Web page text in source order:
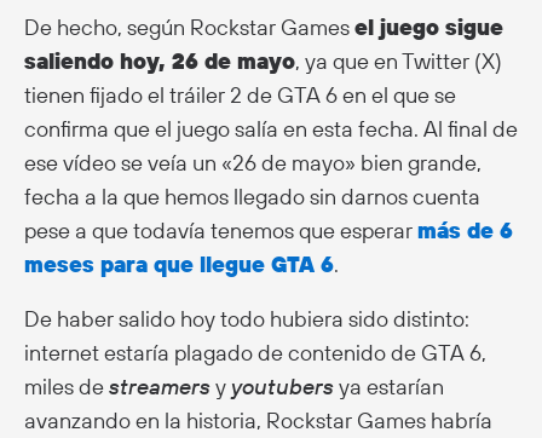
De hecho, según Rockstar Gamesel juego sigue
saliendo hoy, 26 de mayo, ya que en Twitter (X)
tienen fijado el tráiler 2 de GTA 6 en el que se
confirma que el juego salía en esta fecha. Al final de
ese vídeo se veía un «26 de mayo» bien grande,
fecha a la que hemos llegado sin darnos cuenta
pese a que todavía tenemos que esperarmás de 6
meses para que llegue GTA 6.
De haber salido hoy todo hubiera sido distinto:
internet estaría plagado de contenido de GTA 6,
miles destreamersy youtubersya estarían
avanzando en la historia, Rockstar Games habría